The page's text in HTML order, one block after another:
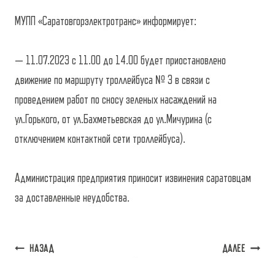
МУПП «Саратовгорэлектротранс» информирует:
— 11.07.2023 с 11.00 до 14.00 будет приостановлено
движение по маршруту троллейбуса № 3 в связи с
проведением работ по сносу зеленых насаждений на
ул.Горького, от ул.Бахметьевская до ул.Мичурина (с
отключением контактной сети троллейбуса).
Администрация предприятия приносит извинения саратовцам
за доставленные неудобства.
Навигация
НАЗАД ДАЛЕЕ